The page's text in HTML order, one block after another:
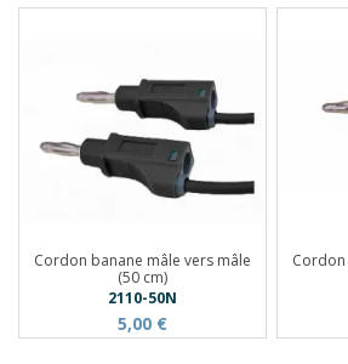
Cordon banane mâle vers mâle
(50 cm)
2110-50N
5,00 €